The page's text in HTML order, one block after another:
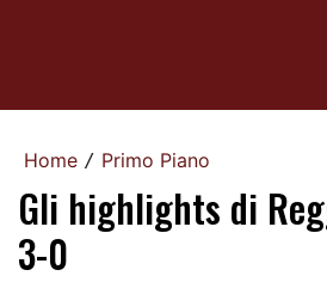
Home / Primo Piano
Gli highlights di
3-0